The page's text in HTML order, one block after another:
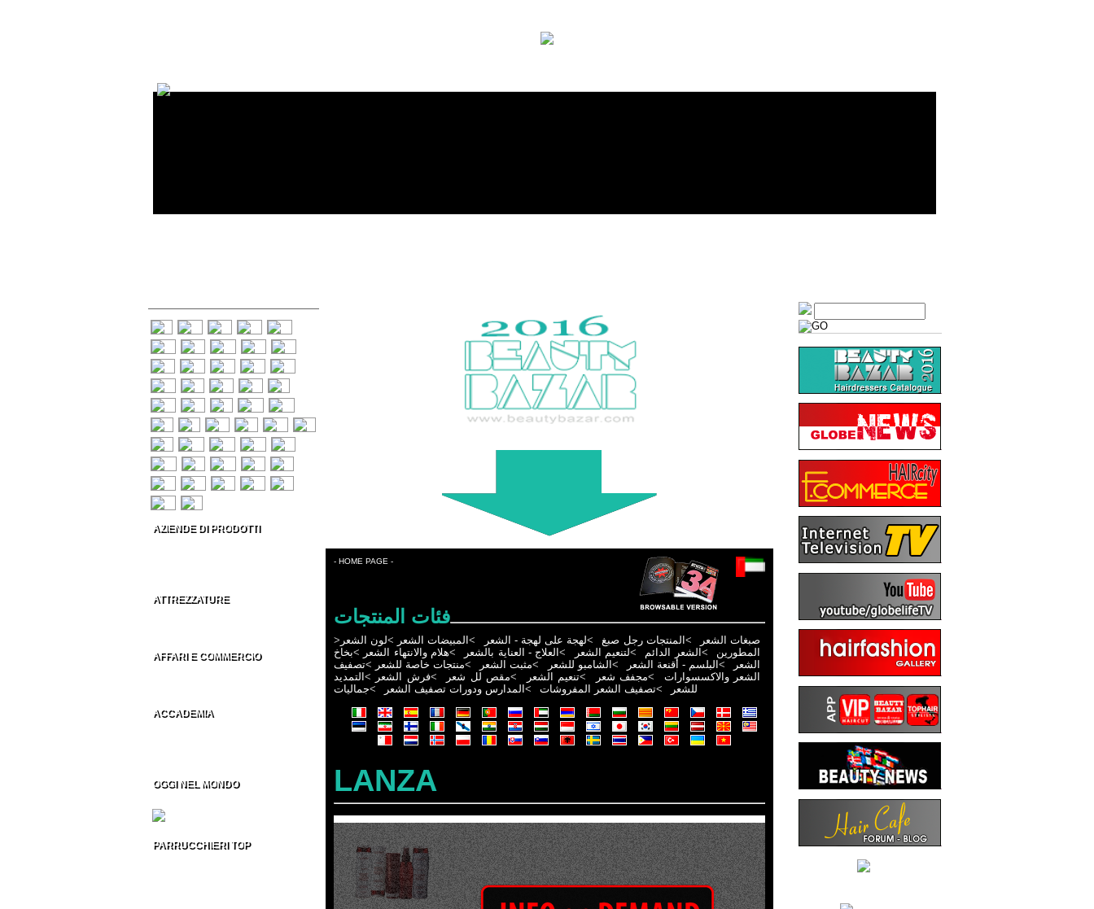
AZIENDE DI PRODOTTI
ATTREZZATURE
AFFARI E COMMERCIO
ACCADEMIA
OGGI NEL MONDO
PARRUCCHIERI TOP
- HOME PAGE -
فئات المنتجات
> صبغات الشعر >المنتجات رجل صبغ >لهجة على لهجة - الشعر >المبيضات الشعر >لون الشعر
المطورين
>الشعر الدائم >لتنعيم الشعر >العلاج - العناية بالشعر >هلام والانتهاء الشعر >بخاخ
الشعر
>البلسم - أقنعة الشعر >الشامبو للشعر >مثبت الشعر >منتجات خاصة للشعر >تصفيف
الشعر والاكسسوارات
>مجفف شعر >تنعيم الشعر >مقص لل شعر >فرش الشعر >التمديد
للشعر
>تصفيف الشعر المفروشات >المدارس ودورات تصفيف الشعر >جماليات
LANZA